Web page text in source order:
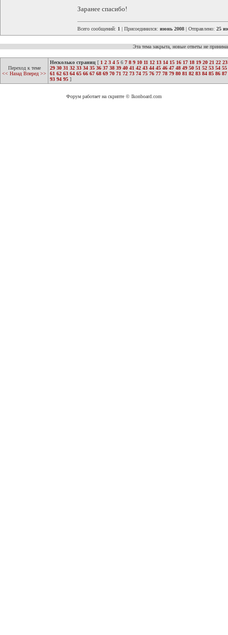
Заранее спасибо!
Всего сообщений: 1 | Присоединился: июнь 2008 | Отправлено: 25
Эта тема закрыта, новые ответы не
Переход к теме
<< Назад Вперед >>
Несколько страниц [ 1 2 3 4 5 6 7 8 9 10 11 12 13 14 15 16 17 18 19 20 21 22 23
29 30 31 32 33 34 35 36 37 38 39 40 41 42 43 44 45 46 47 48 49 50 51 52 53 54 55
61 62 63 64 65 66 67 68 69 70 71 72 73 74 75 76 77 78 79 80 81 82 83 84 85 86 87
93 94 95 ]
Форум работает на скрипте © Ikonboard.com